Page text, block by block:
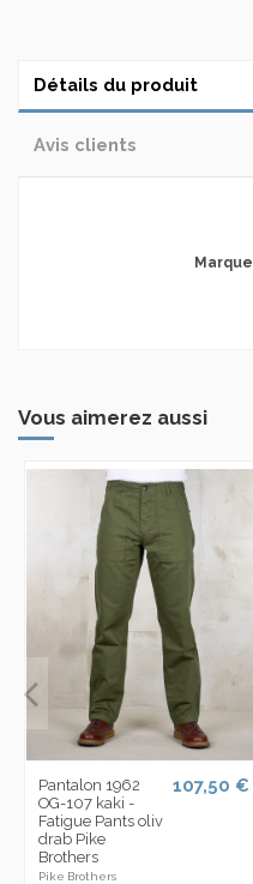
Détails du produit
Avis clients
Marque
Vous aimerez aussi
Pantalon 1962
OG-107 kaki -
Fatigue Pants oliv
drab Pike
Brothers
Pike Brothers
107,50 €